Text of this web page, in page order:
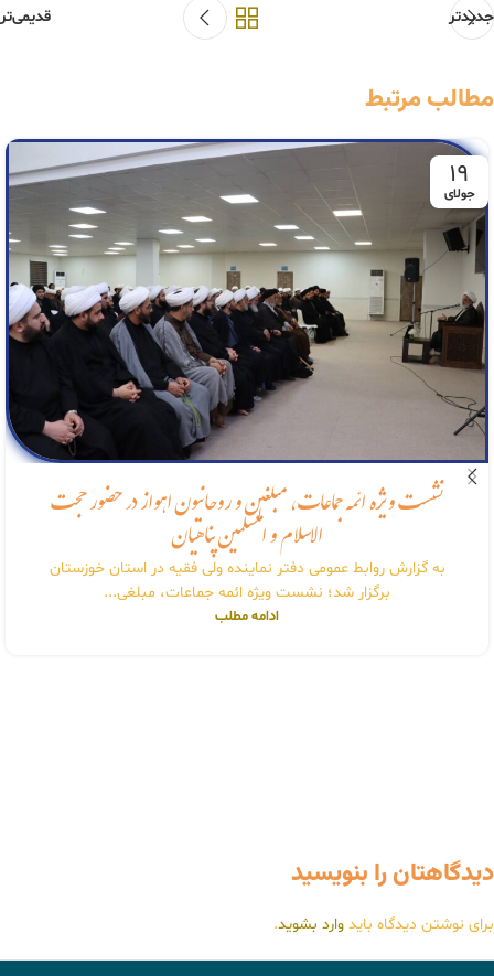
جدیدتر قدیمی‌تر
مطالب مرتبط
19
جولای
نشست ویژه ائمه جماعات، مبلغین و روحانیون اهواز در حضور حجت
الاسلام و المسلمین پناهیان
به گزارش روابط عمومی دفتر نماینده ولی فقیه در استان خوزستان
برگزار شد؛ نشست ویژه ائمه جماعات، مبلغی...
ادامه مطلب
دیدگاهتان را بنویسید
برای نوشتن دیدگاه باید وارد بشوید.